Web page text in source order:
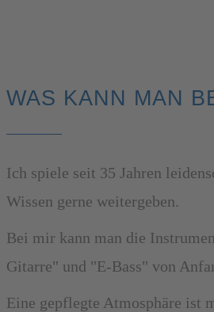
WAS KANN MAN
Ich spiele seit 35 Jahren
Wissen gerne weitergeben.
Bei mir kann man die
Gitarre" und "E-Bass" von
Eine gepflegte Atmosphäre ist